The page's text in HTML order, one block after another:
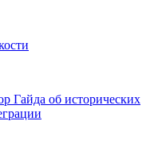
Гайда об исторических